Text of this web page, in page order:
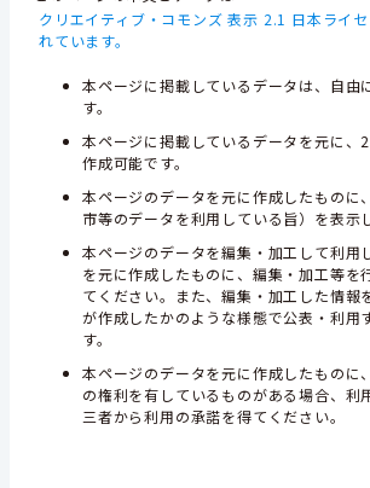
クリエイティブ・コモンズ 表示 2.1 日本ライ
れています。
本ページに掲載しているデータは、自由
す。
本ページに掲載しているデータを元に、
作成可能です。
本ページのデータを元に作成したものに
市等のデータを利用している旨）を表示
本ページのデータを編集・加工して利用
を元に作成したものに、編集・加工等を
てください。また、編集・加工した情報
が作成したかのような様態で公表・利用
す。
本ページのデータを元に作成したものに
の権利を有しているものがある場合、利
三者から利用の承諾を得てください。